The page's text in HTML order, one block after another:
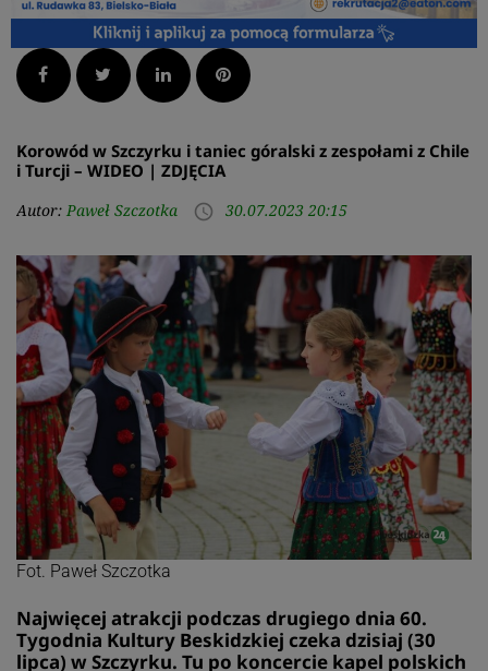
Facebook Twitter LinkedInPinterest
Korowód w Szczyrku i taniec góralski z zespołami z Chile
i Turcji – WIDEO | ZDJĘCIA
Autor: Paweł Szczotka access_time 30.07.2023 20:15
Fot. Paweł Szczotka
Najwięcej atrakcji podczas drugiego dnia 60.
Tygodnia Kultury Beskidzkiej czeka dzisiaj (30
lipca) w Szczyrku. Tu po koncercie kapel polskich